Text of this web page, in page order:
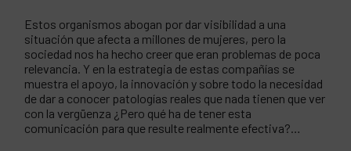
Estos organismos abogan por dar visibilidad a una
situación que afecta a millones de mujeres, pero la
sociedad nos ha hecho creer que eran problemas de poca
relevancia. Y en la estrategia de estas compañías se
muestra el apoyo, la innovación y sobre todo la necesidad
de dar a conocer patologías reales que nada tienen que ver
con la vergüenza ¿Pero qué ha de tener esta
comunicación para que resulte realmente efectiva?…